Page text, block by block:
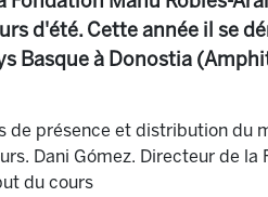
d'été. Cette année il se
Basque à Donostia
présence et distribution du
Dani Gómez. Directeur de la
du cours